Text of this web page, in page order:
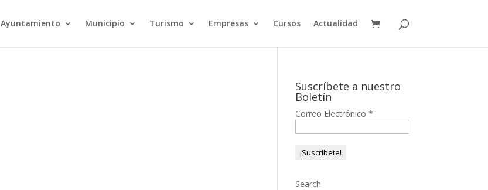
Ayuntamiento Municipio Turismo Empresas Cursos Actualidad
Suscríbete a nuestro
Boletín
Correo Electrónico*
Search